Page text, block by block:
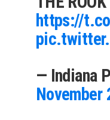
https://
— Indiana
November